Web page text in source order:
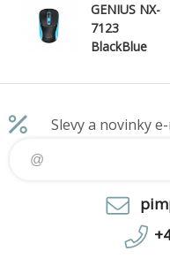
GENIUS NX-
7123
BlackBlue
Slevy a novinky